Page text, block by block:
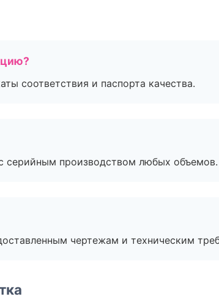
соответствия и паспорта качества.
серийным производством любых объемов.
чертежам и техническим